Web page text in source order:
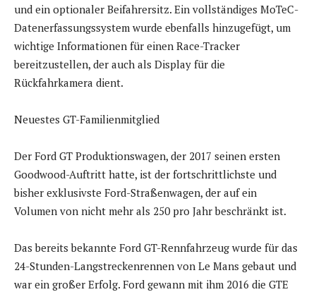
und ein optionaler Beifahrersitz. Ein vollständiges MoTeC-
Datenerfassungssystem wurde ebenfalls hinzugefügt, um
wichtige Informationen für einen Race-Tracker
bereitzustellen, der auch als Display für die
Rückfahrkamera dient.
Neuestes GT-Familienmitglied
Der Ford GT Produktionswagen, der 2017 seinen ersten
Goodwood-Auftritt hatte, ist der fortschrittlichste und
bisher exklusivste Ford-Straßenwagen, der auf ein
Volumen von nicht mehr als 250 pro Jahr beschränkt ist.
Das bereits bekannte Ford GT-Rennfahrzeug wurde für das
24-Stunden-Langstreckenrennen von Le Mans gebaut und
war ein großer Erfolg. Ford gewann mit ihm 2016 die GTE